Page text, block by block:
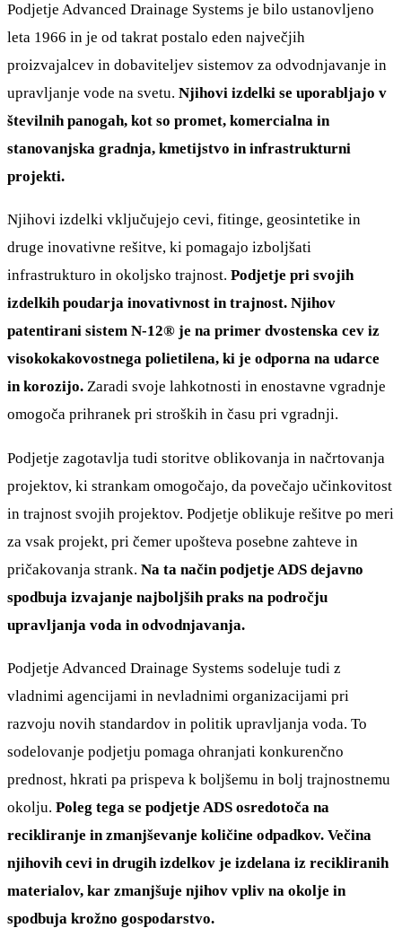
Podjetje Advanced Drainage Systems je bilo ustanovljeno
leta 1966 in je od takrat postalo eden največjih
proizvajalcev in dobaviteljev sistemov za odvodnjavanje in
upravljanje vode na svetu. Njihovi izdelki se uporabljajo v
številnih panogah, kot so promet, komercialna in
stanovanjska gradnja, kmetijstvo in infrastrukturni
projekti.
Njihovi izdelki vključujejo cevi, fitinge, geosintetike in
druge inovativne rešitve, ki pomagajo izboljšati
infrastrukturo in okoljsko trajnost. Podjetje pri svojih
izdelkih poudarja inovativnost in trajnost. Njihov
patentirani sistem N-12® je na primer dvostenska cev iz
visokokakovostnega polietilena, ki je odporna na udarce
in korozijo. Zaradi svoje lahkotnosti in enostavne vgradnje
omogoča prihranek pri stroških in času pri vgradnji.
Podjetje zagotavlja tudi storitve oblikovanja in načrtovanja
projektov, ki strankam omogočajo, da povečajo učinkovitost
in trajnost svojih projektov. Podjetje oblikuje rešitve po meri
za vsak projekt, pri čemer upošteva posebne zahteve in
pričakovanja strank. Na ta način podjetje ADS dejavno
spodbuja izvajanje najboljših praks na področju
upravljanja voda in odvodnjavanja.
Podjetje Advanced Drainage Systems sodeluje tudi z
vladnimi agencijami in nevladnimi organizacijami pri
razvoju novih standardov in politik upravljanja voda. To
sodelovanje podjetju pomaga ohranjati konkurenčno
prednost, hkrati pa prispeva k boljšemu in bolj trajnostnemu
okolju. Poleg tega se podjetje ADS osredotoča na
recikliranje in zmanjševanje količine odpadkov. Večina
njihovih cevi in drugih izdelkov je izdelana iz recikliranih
materialov, kar zmanjšuje njihov vpliv na okolje in
spodbuja krožno gospodarstvo.